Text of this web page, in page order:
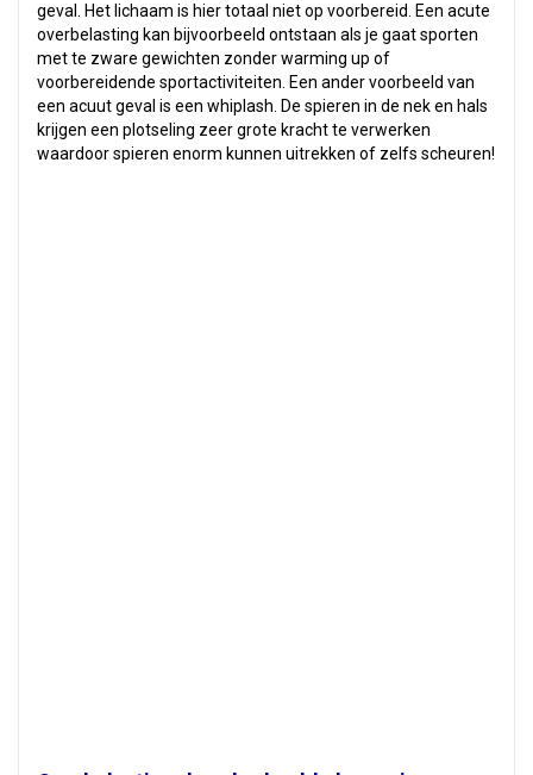
geval. Het lichaam is hier totaal niet op voorbereid. Een acute
overbelasting kan bijvoorbeeld ontstaan als je gaat sporten
met te zware gewichten zonder warming up of
voorbereidende sportactiviteiten. Een ander voorbeeld van
een acuut geval is een whiplash. De spieren in de nek en hals
krijgen een plotseling zeer grote kracht te verwerken
waardoor spieren enorm kunnen uitrekken of zelfs scheuren!